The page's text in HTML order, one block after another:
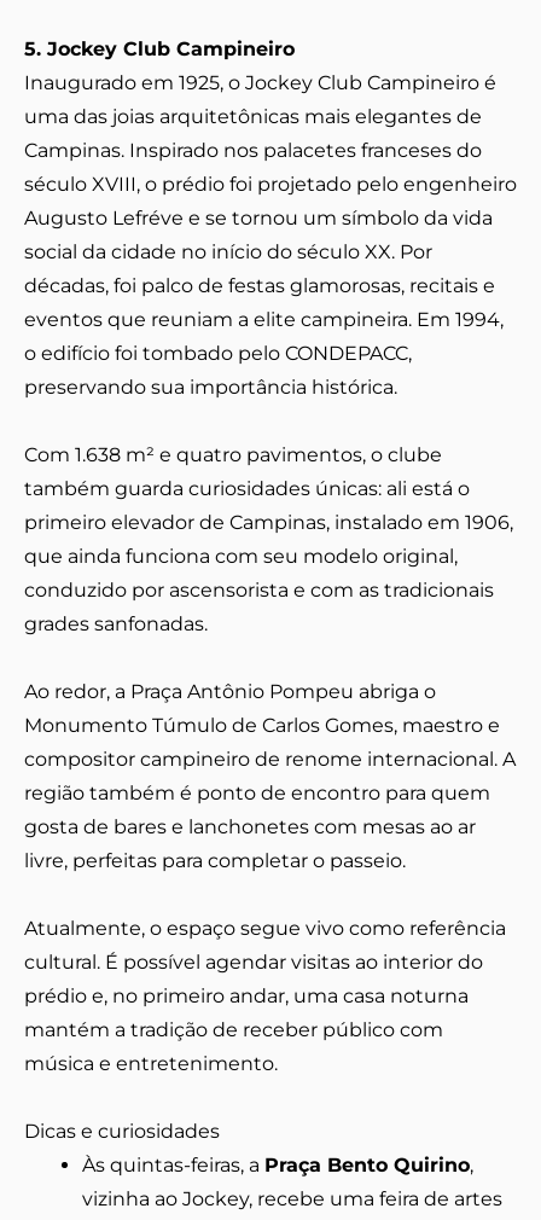
5. Jockey Club Campineiro
Inaugurado em 1925, o Jockey Club Campineiro é
uma das joias arquitetônicas mais elegantes de
Campinas. Inspirado nos palacetes franceses do
século XVIII, o prédio foi projetado pelo engenheiro
Augusto Lefréve e se tornou um símbolo da vida
social da cidade no início do século XX. Por
décadas, foi palco de festas glamorosas, recitais e
eventos que reuniam a elite campineira. Em 1994,
o edifício foi tombado pelo CONDEPACC,
preservando sua importância histórica.
Com 1.638 m² e quatro pavimentos, o clube
também guarda curiosidades únicas: ali está o
primeiro elevador de Campinas, instalado em 1906,
que ainda funciona com seu modelo original,
conduzido por ascensorista e com as tradicionais
grades sanfonadas.
Ao redor, a Praça Antônio Pompeu abriga o
Monumento Túmulo de Carlos Gomes, maestro e
compositor campineiro de renome internacional. A
região também é ponto de encontro para quem
gosta de bares e lanchonetes com mesas ao ar
livre, perfeitas para completar o passeio.
Atualmente, o espaço segue vivo como referência
cultural. É possível agendar visitas ao interior do
prédio e, no primeiro andar, uma casa noturna
mantém a tradição de receber público com
música e entretenimento.
Dicas e curiosidades
Às quintas-feiras, a Praça Bento Quirino,
vizinha ao Jockey, recebe uma feira de artes